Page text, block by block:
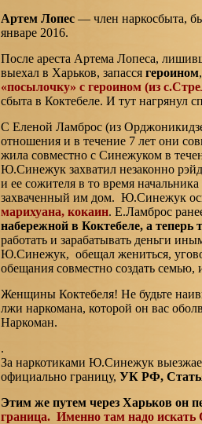
Артем Лопес— член наркосбыта,
январе 2016.
После ареста Артема Лопеса,
выехал в Харьков, запасся героином
«посылочку» с героином (из
сбыта в Коктебеле. И тут нагрянул
С Еленой Ламброс (из
отношения и в течение 7 лет они
жила совместно с Синежуком в
Ю.Синежук захватил незаконно
и ее сожителя в то время
захваченный им дом. Ю.Синежук
марихуана, кокаин. Е.Ламброс
набережной в Коктебеле, а теперь
работать и зарабатывать деньги
Ю.Синежук, обещал жениться,
обещания совместно создать
Женщины Коктебеля! Не будьте
лжи наркомана, которой он вас
Наркоман.
.
За наркотиками Ю.Синежук
официально границу, УК РФ,
Этим же путем через Харьков он
граница. Именно там надо искать